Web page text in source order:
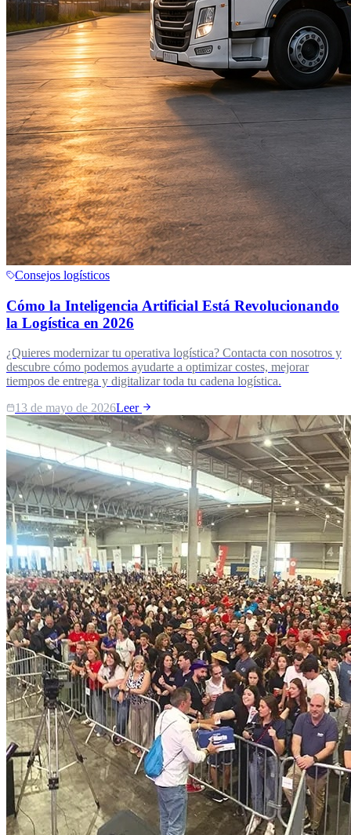
Consejos logísticos
Cómo la Inteligencia Artificial Está Revolucionando
la Logística en 2026
¿Quieres modernizar tu operativa logística? Contacta con nosotros y
descubre cómo podemos ayudarte a optimizar costes, mejorar
tiempos de entrega y digitalizar toda tu cadena logística.
13 de mayo de 2026Leer